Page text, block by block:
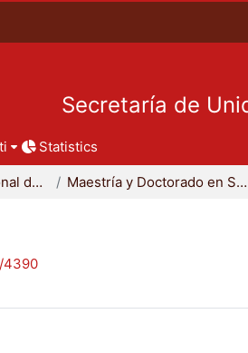
Secretaría de
Statistics
Coordinación Divisional de Posgrado Maestría y Doctorado en Sociología
4390